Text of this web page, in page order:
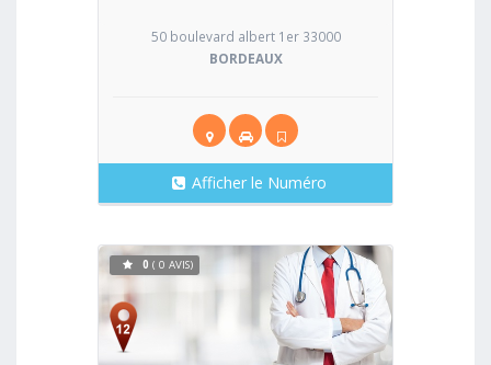
50 boulevard albert 1er 33000
BORDEAUX
Afficher le Numéro
Voir
0 ( 0 AVIS)